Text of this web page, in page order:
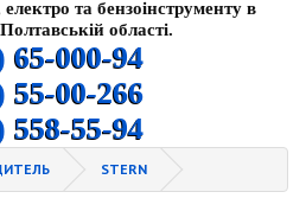
та бензоінструменту в
області.
65-000-94
55-00-266
558-55-94
STERN